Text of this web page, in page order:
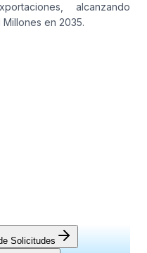
alcanzando
en 2035.
Solicitudes